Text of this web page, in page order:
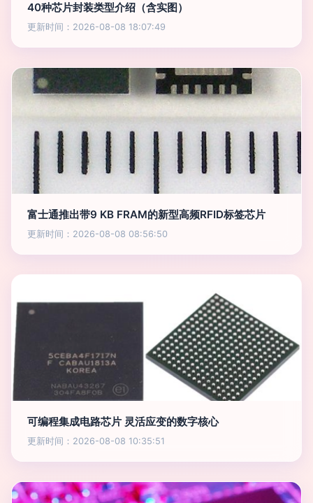
40种芯片封装类型介绍（含实图）
更新时间：2026-08-08 18:07:49
富士通推出带9 KB FRAM的新型高频RFID标签芯片
更新时间：2026-08-08 08:56:50
可编程集成电路芯片 灵活应变的数字核心
更新时间：2026-08-08 10:35:51